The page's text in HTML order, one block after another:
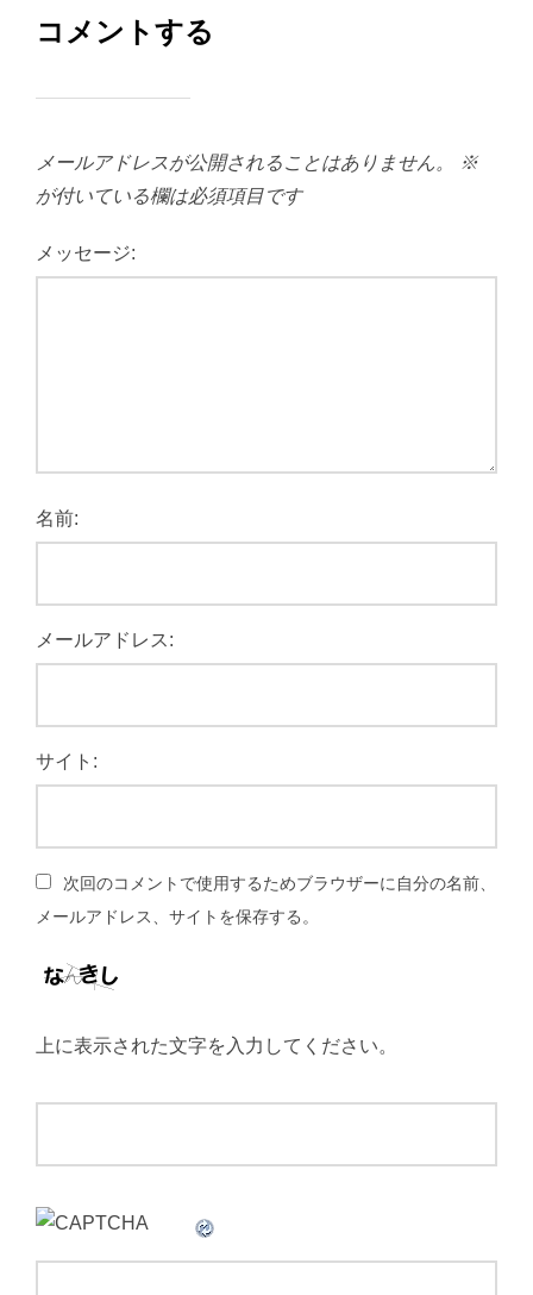
コメントする
メールアドレスが公開されることはありません。
※
が付いている欄は必須項目です
メッセージ:
名前:
メールアドレス:
サイト:
次回のコメントで使用するためブラウザーに自分の名前、
メールアドレス、サイトを保存する。
上に表示された文字を入力してください。